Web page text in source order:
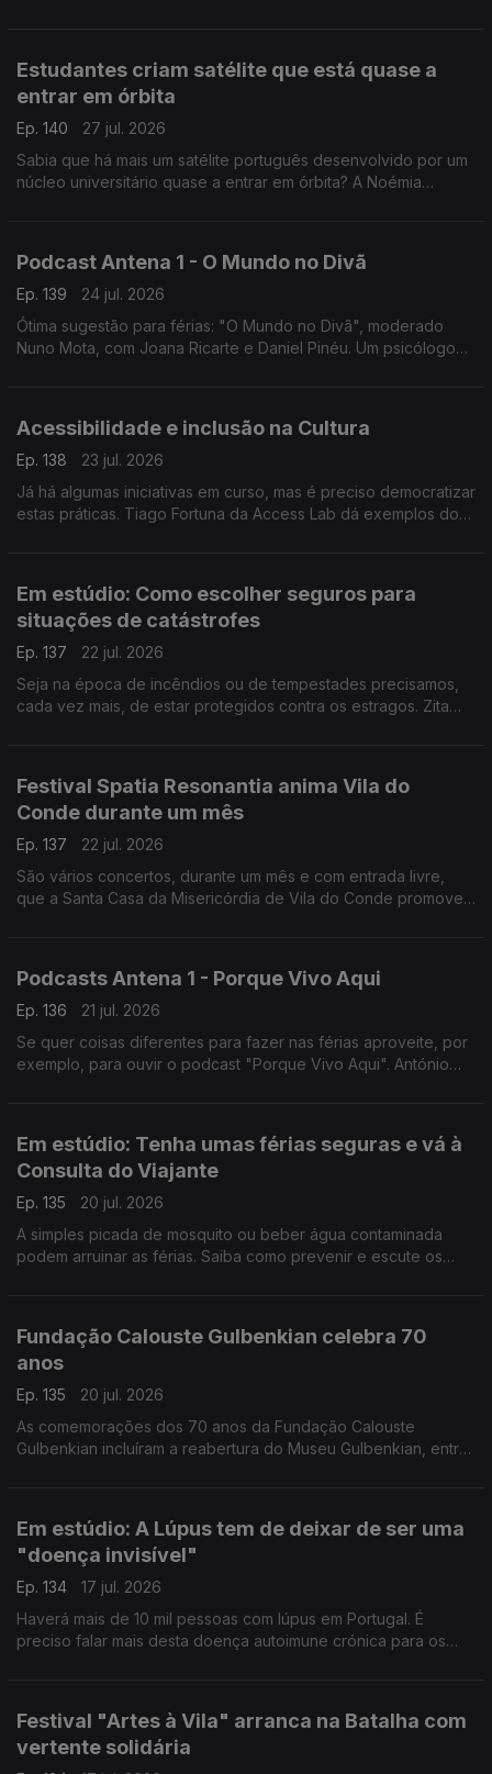
Estudantes criam satélite que está quase a
entrar em órbita
Ep. 140
27 jul. 2026
Sabia que há mais um satélite português desenvolvido por um
núcleo universitário quase a entrar em órbita? A Noémia
Podcast Antena 1 - O Mundo no Divã
Ep. 139
24 jul. 2026
Ótima sugestão para férias: "O Mundo no Divã", moderado
Nuno Mota, com Joana Ricarte e Daniel Pinéu. Um psicólogo
Acessibilidade e inclusão na Cultura
Ep. 138
23 jul. 2026
Já há algumas iniciativas em curso, mas é preciso democratizar
estas práticas. Tiago Fortuna da Access Lab dá exemplos do
Em estúdio: Como escolher seguros para
situações de catástrofes
Ep. 137
22 jul. 2026
Seja na época de incêndios ou de tempestades precisamos,
cada vez mais, de estar protegidos contra os estragos. Zita
Festival Spatia Resonantia anima Vila do
Conde durante um mês
Ep. 137
22 jul. 2026
São vários concertos, durante um mês e com entrada livre,
que a Santa Casa da Misericórdia de Vila do Conde promove.
Podcasts Antena 1 - Porque Vivo Aqui
Ep. 136
21 jul. 2026
Se quer coisas diferentes para fazer nas férias aproveite, por
exemplo, para ouvir o podcast "Porque Vivo Aqui". António
Em estúdio: Tenha umas férias seguras e vá à
Consulta do Viajante
Ep. 135
20 jul. 2026
A simples picada de mosquito ou beber água contaminada
podem arruinar as férias. Saiba como prevenir e escute os
Fundação Calouste Gulbenkian celebra 70
anos
Ep. 135
20 jul. 2026
As comemorações dos 70 anos da Fundação Calouste
Gulbenkian incluíram a reabertura do Museu Gulbenkian, entre
Em estúdio: A Lúpus tem de deixar de ser uma
"doença invisível"
Ep. 134
17 jul. 2026
Haverá mais de 10 mil pessoas com lúpus em Portugal. É
preciso falar mais desta doença autoimune crónica para os
Festival "Artes à Vila" arranca na Batalha com
vertente solidária